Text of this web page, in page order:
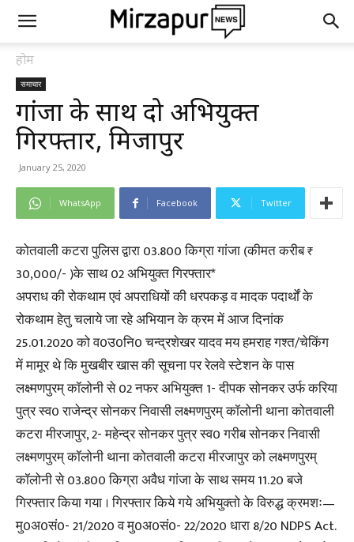
होम
समाचार
गांजा के साथ दो अभियुक्त
गिरफ्तार, मिर्जापुर
January 25, 2020
WhatsApp Facebook Twitter
कोतवाली कटरा पुलिस द्वारा 03.800 किग्रा गांजा (कीमत करीब ₹
30,000/- )के साथ 02 अभियुक्त गिरफ्तार*
अपराध की रोकथाम एवं अपराधियों की धरपकड़ व मादक पदार्थों के
रोकथाम हेतु चलाये जा रहे अभियान के क्रम में आज दिनांक
25.01.2020 को व0उ0नि0 चन्द्रशेखर यादव मय हमराह गश्त/चेकिंग
में मामूर थे कि मुखबीर खास की सूचना पर रेलवे स्टेशन के पास
लक्ष्मणपुरम् कॉलोनी से 02 नफर अभियुक्त 1- दीपक सोनकर उर्फ करिया
पुत्र स्व0 राजेन्द्र सोनकर निवासी लक्ष्मणपुरम् कॉलोनी थाना कोतवाली
कटरा मीरजापुर, 2- महेन्द्र सोनकर पुत्र स्व0 गरीब सोनकर निवासी
लक्ष्मणपुरम् कॉलोनी थाना कोतवाली कटरा मीरजापुर को लक्ष्मणपुरम्
कॉलोनी से 03.800 किग्रा अवैध गांजा के साथ समय 11.20 बजे
गिरफ्तार किया गया । गिरफ्तार किये गये अभियुक्तो के विरुद्ध क्रमशः—
मु0अ0सं0- 21/2020 व मु0अ0सं0- 22/2020 धारा 8/20 NDPS Act.